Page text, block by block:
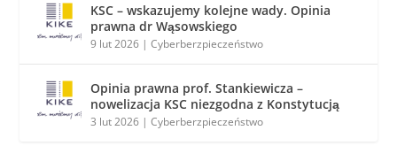
KSC – wskazujemy kolejne wady. Opinia
prawna dr Wąsowskiego
9 lut 2026 |Cyberberzpieczeństwo
Opinia prawna prof. Stankiewicza –
nowelizacja KSC niezgodna z Konstytucją
3 lut 2026 |Cyberberzpieczeństwo